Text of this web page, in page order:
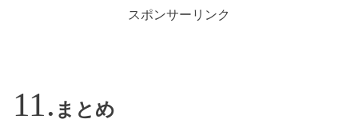
スポンサーリンク
まとめ